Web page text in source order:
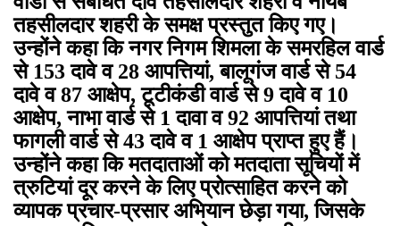
तहसीलदार शहरी के समक्ष प्रस्तुत किए गए।
उन्होंने कहा कि नगर निगम शिमला के समरहिल वार्ड
से 153 दावे व 28 आपत्तियां, बालूगंज वार्ड से 54
दावे व 87 आक्षेप, टूटीकंडी वार्ड से 9 दावे व 10
आक्षेप, नाभा वार्ड से 1 दावा व 92 आपत्तियां तथा
फागली वार्ड से 43 दावे व 1 आक्षेप प्राप्त हुए हैं।
उन्होंने कहा कि मतदाताओं को मतदाता सूचियों में
त्रुटियां दूर करने के लिए प्रोत्साहित करने को
व्यापक प्रचार-प्रसार अभियान छेड़ा गया, जिसके